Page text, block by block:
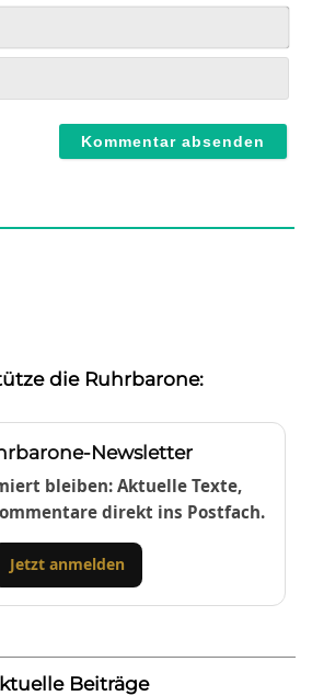
die Ruhrbarone:
Newsletter
bleiben: Aktuelle Texte,
direkt ins Postfach.
Jetzt anmelden
Beiträge